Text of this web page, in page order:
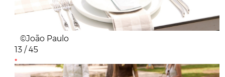
©João Paulo
13 / 45